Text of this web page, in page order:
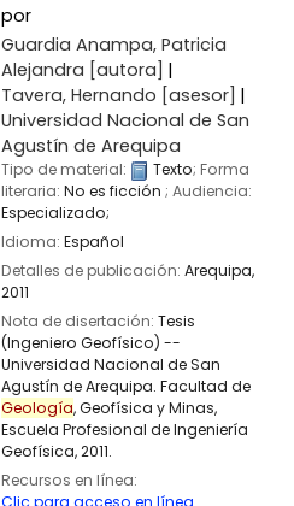
por
Guardia Anampa, Patricia
Alejandra [autora]
Tavera, Hernando [asesor]
Universidad Nacional de San
Agustín de Arequipa
Tipo de material: Texto; Forma
literaria: No es ficción ; Audiencia:
Especializado;
Idioma: Español
Detalles de publicación: Arequipa,
2011
Nota de disertación: Tesis
(Ingeniero Geofísico) --
Universidad Nacional de San
Agustín de Arequipa. Facultad de
Geología, Geofísica y Minas,
Escuela Profesional de Ingeniería
Geofísica, 2011.
Recursos en línea: